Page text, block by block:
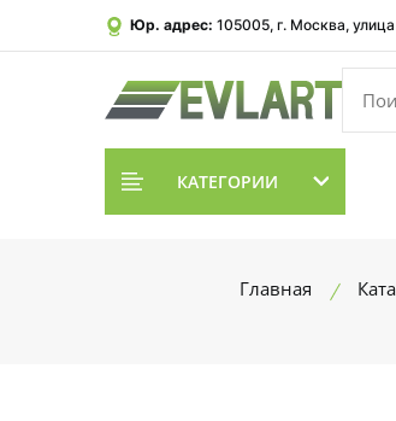
Юр. адрес: 105005, г. Москва,
КАТЕГОРИИ
Главная